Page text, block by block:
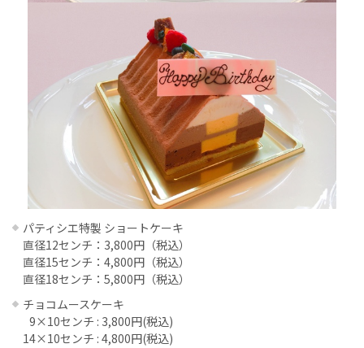
パティシエ特製 ショートケーキ
直径12センチ：3,800円（税込）
直径15センチ：4,800円（税込）
直径18センチ：5,800円（税込）
チョコムースケーキ
9×10センチ : 3,800円(税込)
14×10センチ : 4,800円(税込)